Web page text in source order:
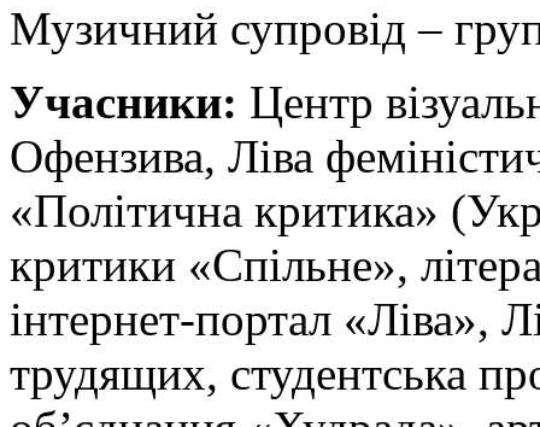
Музичний супровід –
Учасники: Центр
Офензива, Ліва
«Політична критика»
критики «Спільне»,
інтернет-портал «Ліва»,
трудящих, студентська